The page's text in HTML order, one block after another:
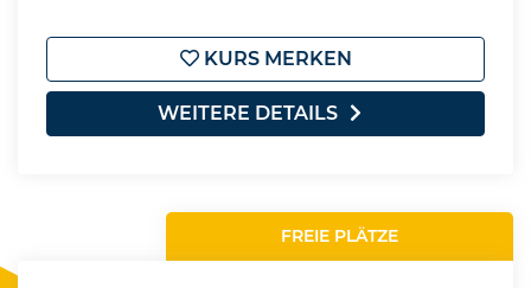
KURS MERKEN
WEITERE DETAILS
FREIE PLÄTZE